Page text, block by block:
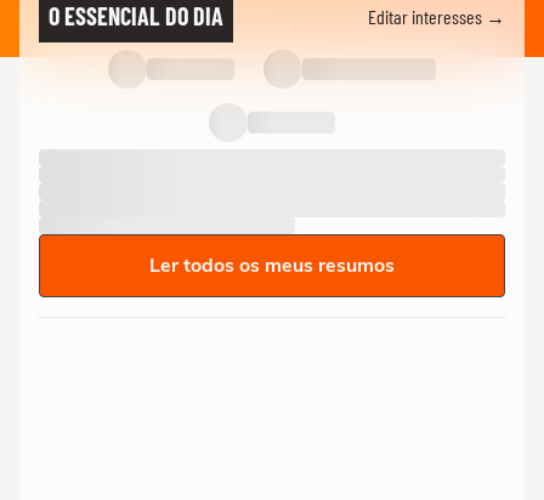
O ESSENCIAL DO DIA Editar interesses →
Ler todos os meus resumos